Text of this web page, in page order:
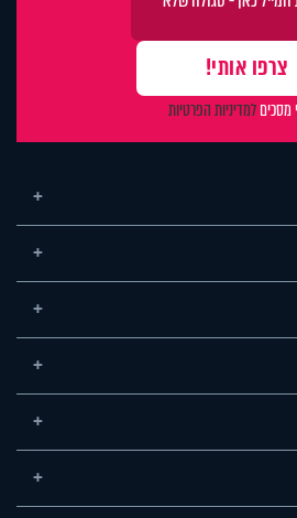
מסכיםלמדיניות הפרטיות